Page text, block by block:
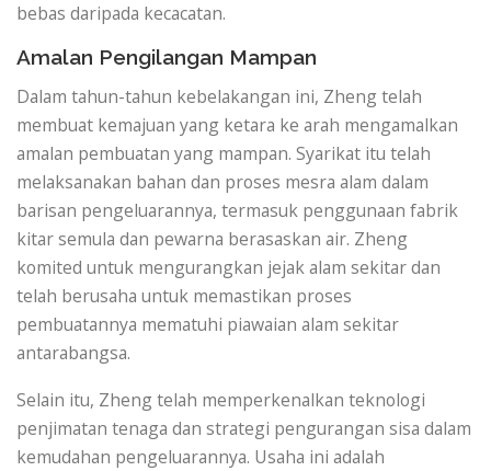
bebas daripada kecacatan.
Amalan Pengilangan Mampan
Dalam tahun-tahun kebelakangan ini, Zheng telah
membuat kemajuan yang ketara ke arah mengamalkan
amalan pembuatan yang mampan. Syarikat itu telah
melaksanakan bahan dan proses mesra alam dalam
barisan pengeluarannya, termasuk penggunaan fabrik
kitar semula dan pewarna berasaskan air. Zheng
komited untuk mengurangkan jejak alam sekitar dan
telah berusaha untuk memastikan proses
pembuatannya mematuhi piawaian alam sekitar
antarabangsa.
Selain itu, Zheng telah memperkenalkan teknologi
penjimatan tenaga dan strategi pengurangan sisa dalam
kemudahan pengeluarannya. Usaha ini adalah